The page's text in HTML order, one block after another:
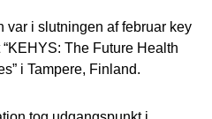
var i slutningen af februar key
The Future Health
i Tampere, Finland.